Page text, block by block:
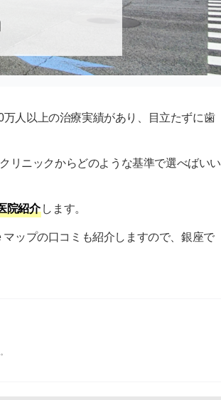
人以上の治療実績があり、目立たずに歯
リニックからどのような基準で選べばいい
院紹介 します。
ップの口コミも紹介しますので、銀座で